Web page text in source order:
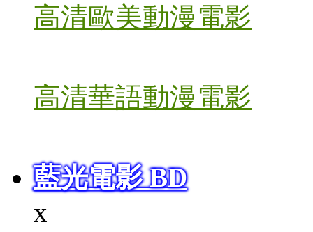
高清歐美動漫電影
高清華語動漫電影
藍光電影 BD
x